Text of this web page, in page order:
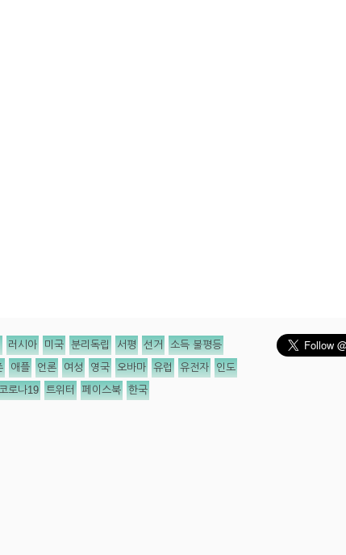
러시아 미국 분리독립 서평 선거 소득 불평등
애플 언론 여성 영국 오바마 유럽 유전자 인도
로나19 트위터 페이스북 한국